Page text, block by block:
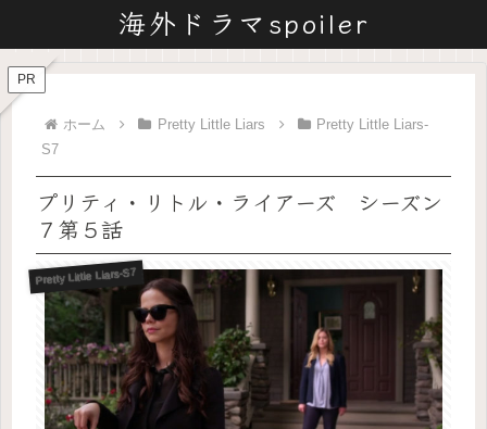
海外ドラマspoiler
PR
ホーム Pretty Little Liars
Pretty Little Liars-
S7
プリティ・リトル・ライアーズ シーズン
７第５話
Pretty Little Liars-S7